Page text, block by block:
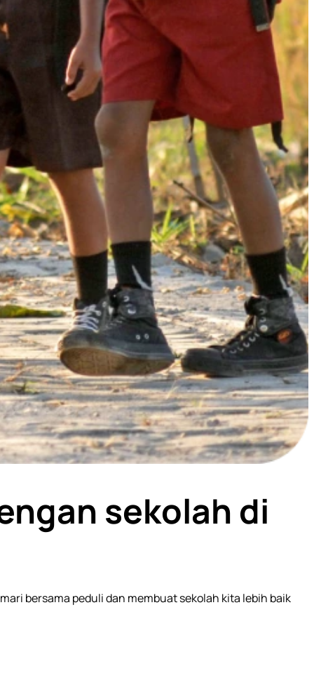
sekolah di
bersama peduli dan membuat sekolah kita lebih baik